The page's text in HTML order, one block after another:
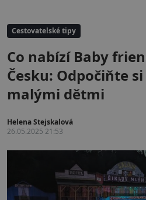
Cestovatelské tipy
Co nabízí Baby
Česku: Odpočiňte
malými dětmi
Helena Stejskalová
26.05.2025 21:53